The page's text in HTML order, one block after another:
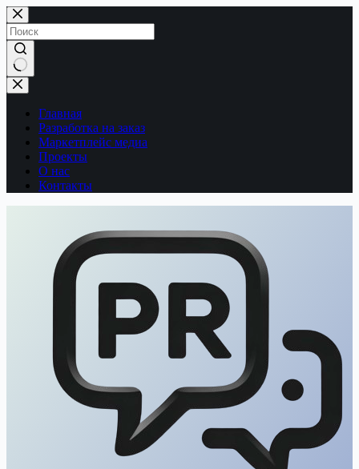
Перейти
к
сути
Ничего
не
найденоГлавная
Разработка на заказ
Маркетплейс медиа
Проекты
О нас
Контакты